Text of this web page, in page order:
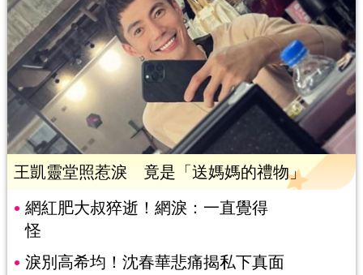
王凱靈堂照惹淚 竟是「送媽媽的禮物」
網紅肥大叔猝逝！網淚：一直覺得
怪
淚別高希均！沈春華悲痛揭私下真面